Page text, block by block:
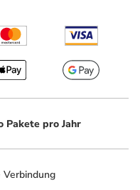
Pakete pro Jahr
Verbindung